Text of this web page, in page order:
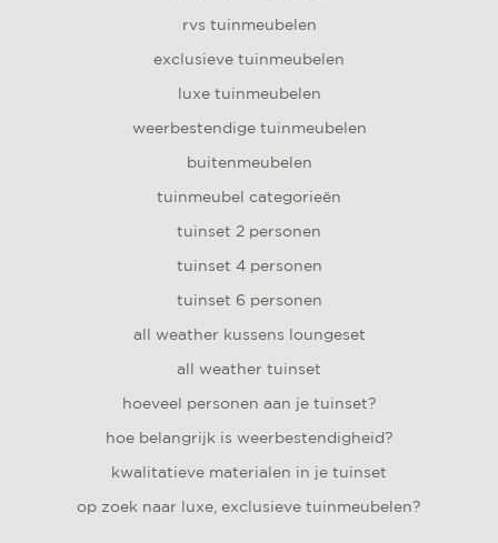
rvs tuinmeubelen
exclusieve tuinmeubelen
luxe tuinmeubelen
weerbestendige tuinmeubelen
buitenmeubelen
tuinmeubel categorieën
tuinset 2 personen
tuinset 4 personen
tuinset 6 personen
all weather kussens loungeset
all weather tuinset
hoeveel personen aan je tuinset?
hoe belangrijk is weerbestendigheid?
kwalitatieve materialen in je tuinset
op zoek naar luxe, exclusieve tuinmeubelen?